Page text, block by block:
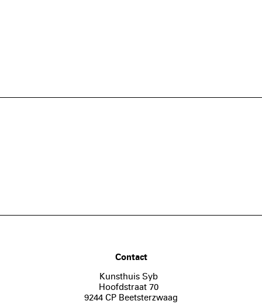
Contact
Kunsthuis Syb
Hoofdstraat 70
9244 CP Beetsterzwaag